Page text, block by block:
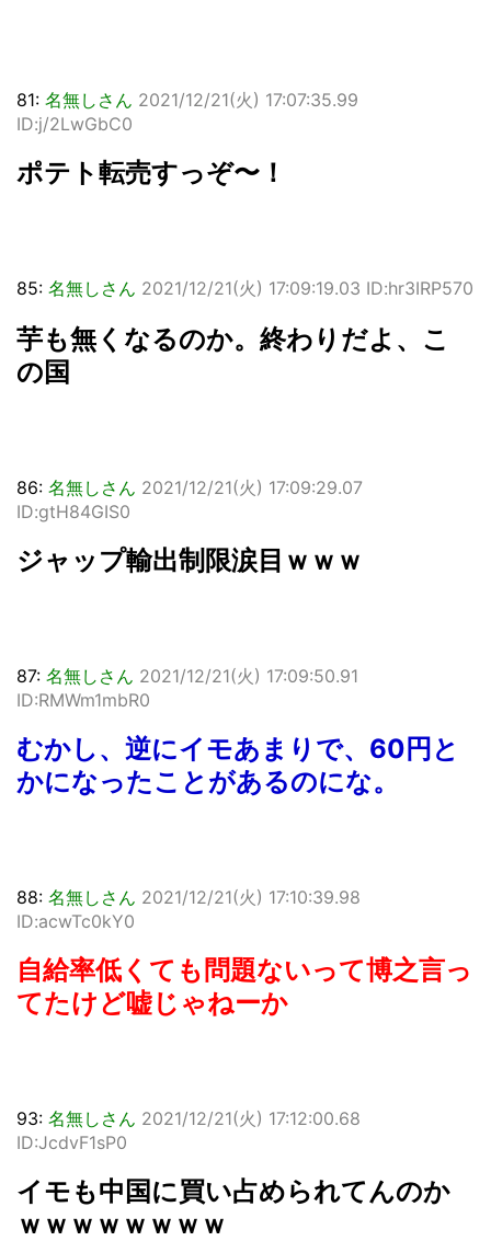
81: 名無しさん 2021/12/21(火) 17:07:35.99
ID:j/2LwGbC0
ポテト転売すっぞ〜！
85: 名無しさん 2021/12/21(火) 17:09:19.03 ID:hr3IRP570
芋も無くなるのか。終わりだよ、こ
の国
86: 名無しさん 2021/12/21(火) 17:09:29.07
ID:gtH84GIS0
ジャップ輸出制限涙目ｗｗｗ
87: 名無しさん 2021/12/21(火) 17:09:50.91
ID:RMWm1mbR0
むかし、逆にイモあまりで、60円と
かになったことがあるのにな。
88: 名無しさん 2021/12/21(火) 17:10:39.98
ID:acwTc0kY0
自給率低くても問題ないって博之言っ
てたけど嘘じゃねーか
93: 名無しさん 2021/12/21(火) 17:12:00.68
ID:JcdvF1sP0
イモも中国に買い占められてんのか
ｗｗｗｗｗｗｗｗ